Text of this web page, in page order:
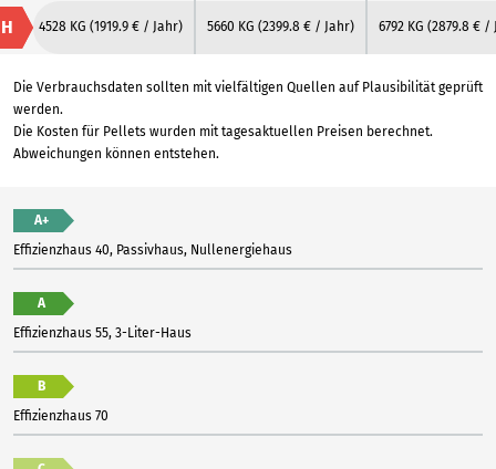
H 4528 KG (1919.9 € / Jahr) 5660 KG (2399.8 € / Jahr) 6792 KG (2879.8 € /
Die Verbrauchsdaten sollten mit vielfältigen Quellen auf Plausibilität geprüft
werden.
Die Kosten für Pellets wurden mit tagesaktuellen Preisen berechnet.
Abweichungen können entstehen.
A+
Effizienzhaus 40, Passivhaus, Nullenergiehaus
A
Effizienzhaus 55, 3-Liter-Haus
B
Effizienzhaus 70